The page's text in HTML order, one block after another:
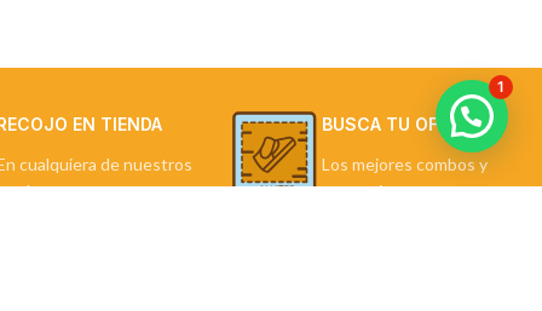
EN TIENDA
cualquiera de nuestros
BUSCA TU OFERTA
Los mejores combos y
promociones.
1